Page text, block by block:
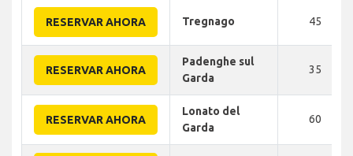
RESERVAR AHORA Tregnago 45
RESERVAR AHORA
Padenghe sul
Garda
35
RESERVAR AHORA
Lonato del
Garda
60